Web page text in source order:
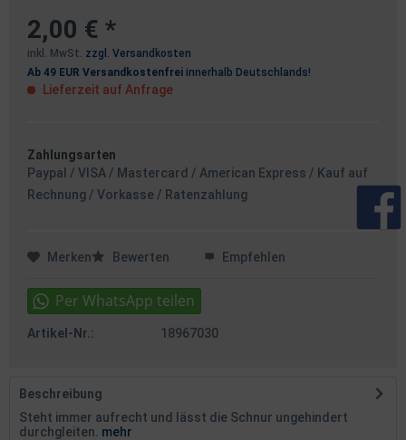
2,00 € *
inkl. MwSt. zzgl. Versandkosten
Ab 49 EUR Versandkostenfrei innerhalb Deutschlands!
Lieferzeit auf Anfrage
Zahlungsarten
Paypal / VISA / Mastercard / American Express / Kauf auf
Rechnung / Vorkasse / Ratenzahlung
Merken Bewerten Empfehlen
Artikel-Nr.: 18967030
Beschreibung
Steht immer aufrecht und lässt die Schnur ungehindert
durchgleiten. mehr